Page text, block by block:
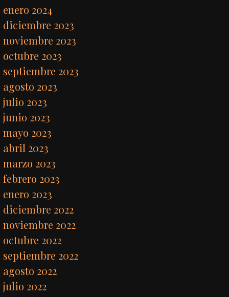
enero 2024
diciembre 2023
noviembre 2023
octubre 2023
septiembre 2023
agosto 2023
julio 2023
junio 2023
mayo 2023
abril 2023
marzo 2023
febrero 2023
enero 2023
diciembre 2022
noviembre 2022
octubre 2022
septiembre 2022
agosto 2022
julio 2022